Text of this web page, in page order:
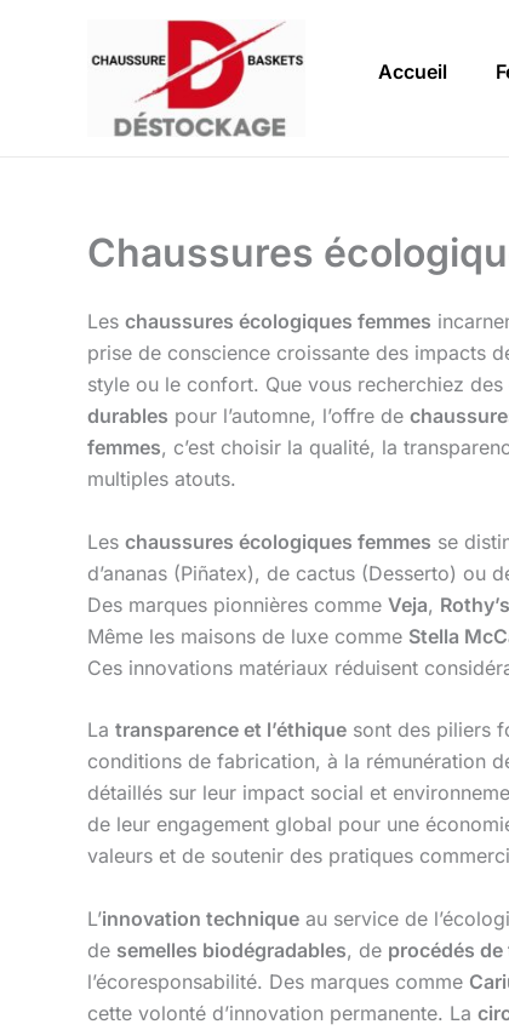
Accueil
Chaussures
Les chaussures écologiques femmes
prise de conscience croissante des impacts
style ou le confort. Que vous recherchiez des
durables pour l’automne, l’offre de
femmes, c’est choisir la qualité, la
multiples atouts.
Les chaussures écologiques femmes se
d’ananas (Piñatex), de cactus (Desserto) ou
Des marques pionnières comme Veja, Rothy’s
Même les maisons de luxe comme Stella
Ces innovations matériaux réduisent
La transparence et l’éthique sont des piliers
conditions de fabrication, à la rémunération
détaillés sur leur impact social et
de leur engagement global pour une
valeurs et de soutenir des pratiques
L’innovation technique au service de
de semelles biodégradables, de procédés
l’écoresponsabilité. Des marques comme
cette volonté d’innovation permanente. La